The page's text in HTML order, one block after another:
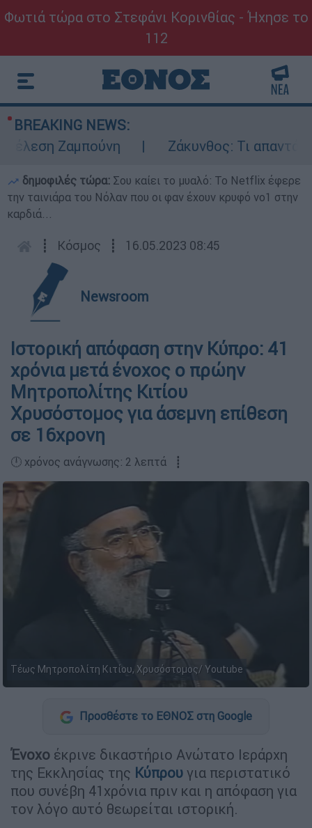
Φωτιά τώρα στο Στεφάνι Κορινθίας - Ήχησε το
112
BREAKING NEWS:
Ζαμπούνη
Ζάκυνθος: Τι απαντά η
δημοφιλές τώρα: Σου καίει το μυαλό: Το Netflix έφερε
την ταινιάρα του Νόλαν που οι φαν έχουν κρυφό νο1 στην
καρδιά...
┋ Κόσμος ┋ 16.05.2023 08:45
Newsroom
Ιστορική απόφαση στην Κύπρο: 41
χρόνια μετά ένοχος ο πρώην
Μητροπολίτης Κιτίου
Χρυσόστομος για άσεμνη επίθεση
σε 16χρονη
🕛 χρόνος ανάγνωσης: 2 λεπτά ┋
Tέως Μητροπολίτη Κιτίου, Χρυσόστομος/ Youtube
Προσθέστε το ΕΘΝΟΣ στη Google
Ένοχο έκρινε δικαστήριο Ανώτατο Ιεράρχη
της Εκκλησίας της Κύπρου για περιστατικό
που συνέβη 41χρόνια πριν και η απόφαση για
τον λόγο αυτό θεωρείται ιστορική.